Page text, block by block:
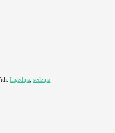
Ligzdiņa,sedziņa